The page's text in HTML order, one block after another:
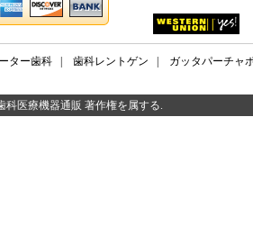
ター歯科 歯科レントゲン
ガッタパーチャ
科医療機器通販 著作権を属する.